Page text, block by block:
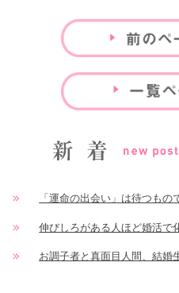
「運命の出会い」は待つも
伸びしろがある人ほど婚活で
お調子者と真面目人間、結